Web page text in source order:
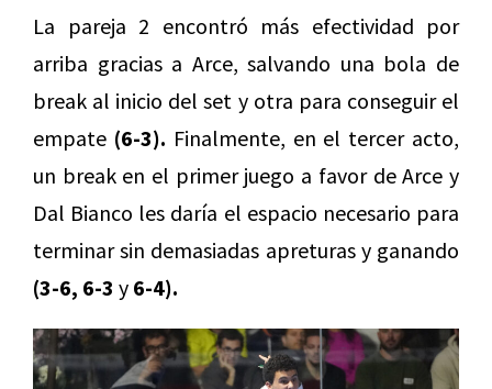
La pareja 2 encontró más efectividad por
arriba gracias a Arce, salvando una bola de
break al inicio del set y otra para conseguir el
empate (6-3). Finalmente, en el tercer acto,
un break en el primer juego a favor de Arce y
Dal Bianco les daría el espacio necesario para
terminar sin demasiadas apreturas y ganando
(3-6, 6-3 y 6-4).